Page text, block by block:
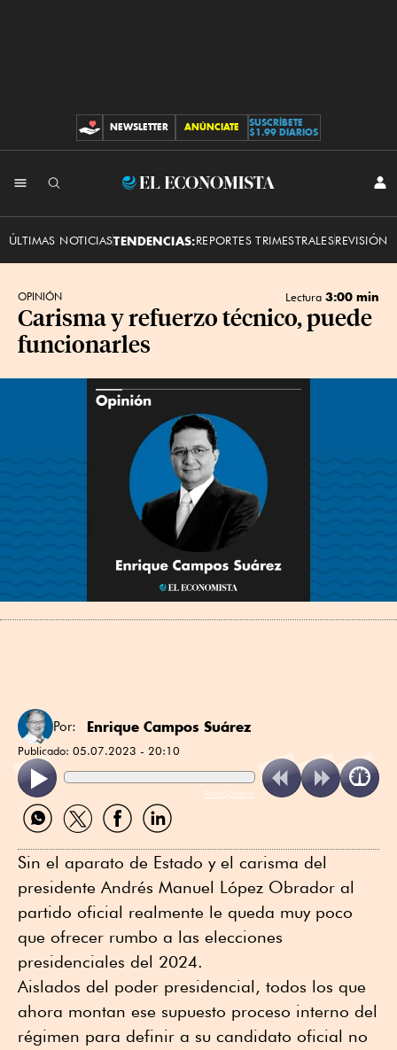
CONTRIBUCIONES
NEWSLETTER ANÚNCIATE
SUSCRÍBETE
$1.99 DIARIOS
El
ÚLTIMAS NOTICIASTENDENCIAS:REPORTES TRIMESTRALESREVISIÓN
OPINIÓN Lectura 3:00 min
Carisma y refuerzo técnico, puede
funcionarles
Por: Enrique Campos Suárez
Publicado: 05.07.2023 - 20:10
ReadSpeaker
Compartir
por
Compartir
por
Compartir
por
Compartir
por
Sin el aparato de Estado y el carisma del
presidente Andrés Manuel López Obrador al
partido oficial realmente le queda muy poco
que ofrecer rumbo a las elecciones
presidenciales del 2024.
Aislados del poder presidencial, todos los que
ahora montan ese supuesto proceso interno del
régimen para definir a su candidato oficial no